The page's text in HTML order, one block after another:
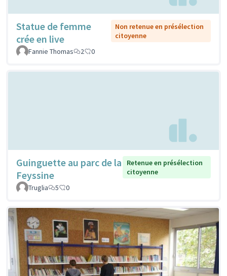
Statue de femme
crée en live
Non retenue en présélection
citoyenne
Fannie Thomas
2 0
Guinguette au parc de la
Feyssine
Retenue en présélection
citoyenne
Truglia
5 0